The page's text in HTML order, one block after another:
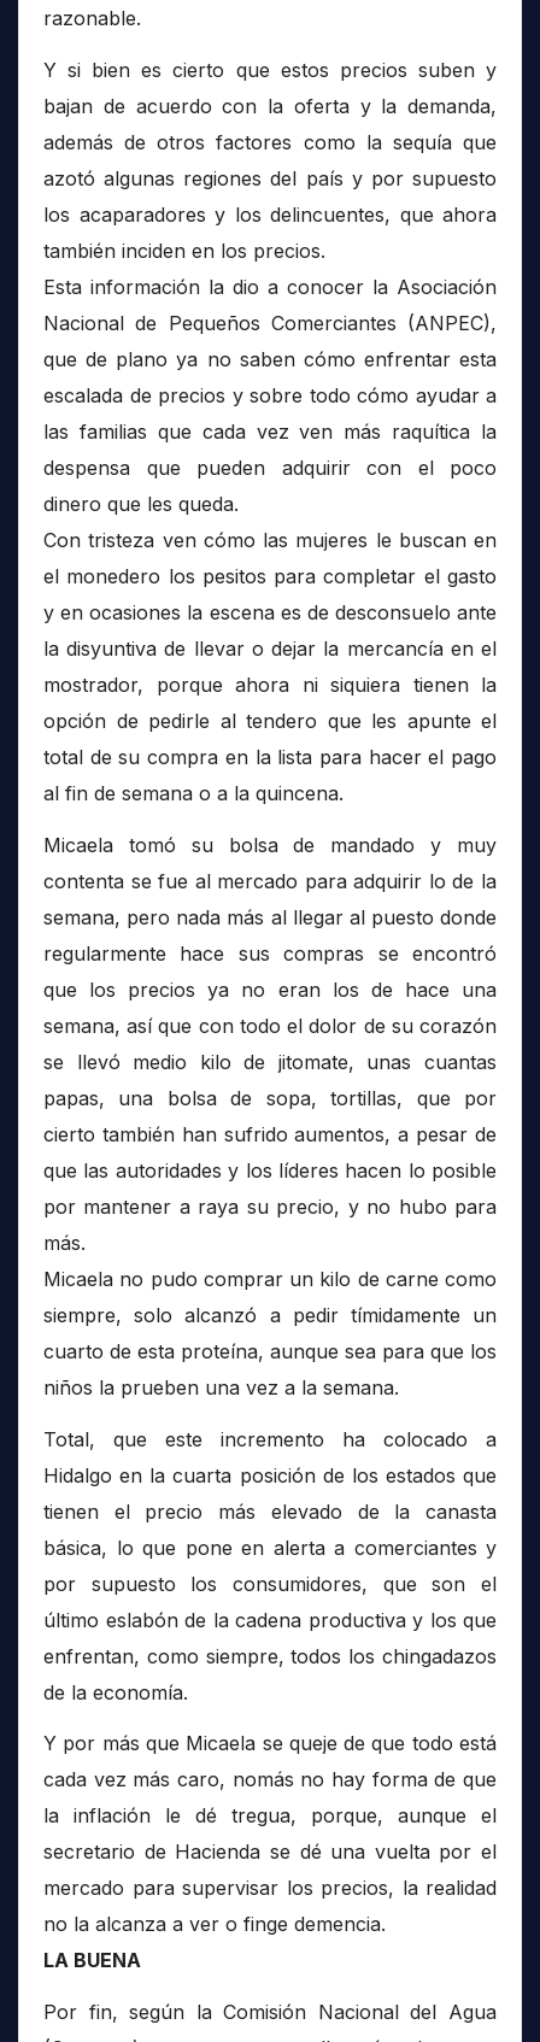
razonable.
Y si bien es cierto que estos precios suben y
bajan de acuerdo con la oferta y la demanda,
además de otros factores como la sequía que
azotó algunas regiones del país y por supuesto
los acaparadores y los delincuentes, que ahora
también inciden en los precios.
Esta información la dio a conocer la Asociación
Nacional de Pequeños Comerciantes (ANPEC),
que de plano ya no saben cómo enfrentar esta
escalada de precios y sobre todo cómo ayudar a
las familias que cada vez ven más raquítica la
despensa que pueden adquirir con el poco
dinero que les queda.
Con tristeza ven cómo las mujeres le buscan en
el monedero los pesitos para completar el gasto
y en ocasiones la escena es de desconsuelo ante
la disyuntiva de llevar o dejar la mercancía en el
mostrador, porque ahora ni siquiera tienen la
opción de pedirle al tendero que les apunte el
total de su compra en la lista para hacer el pago
al fin de semana o a la quincena.
Micaela tomó su bolsa de mandado y muy
contenta se fue al mercado para adquirir lo de la
semana, pero nada más al llegar al puesto donde
regularmente hace sus compras se encontró
que los precios ya no eran los de hace una
semana, así que con todo el dolor de su corazón
se llevó medio kilo de jitomate, unas cuantas
papas, una bolsa de sopa, tortillas, que por
cierto también han sufrido aumentos, a pesar de
que las autoridades y los líderes hacen lo posible
por mantener a raya su precio, y no hubo para
más.
Micaela no pudo comprar un kilo de carne como
siempre, solo alcanzó a pedir tímidamente un
cuarto de esta proteína, aunque sea para que los
niños la prueben una vez a la semana.
Total, que este incremento ha colocado a
Hidalgo en la cuarta posición de los estados que
tienen el precio más elevado de la canasta
básica, lo que pone en alerta a comerciantes y
por supuesto los consumidores, que son el
último eslabón de la cadena productiva y los que
enfrentan, como siempre, todos los chingadazos
de la economía.
Y por más que Micaela se queje de que todo está
cada vez más caro, nomás no hay forma de que
la inflación le dé tregua, porque, aunque el
secretario de Hacienda se dé una vuelta por el
mercado para supervisar los precios, la realidad
no la alcanza a ver o finge demencia.
LA BUENA
Por fin, según la Comisión Nacional del Agua